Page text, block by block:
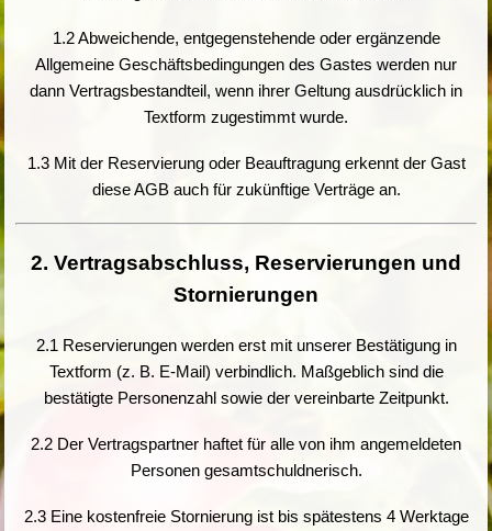
1.2 Abweichende, entgegenstehende oder ergänzende
Allgemeine Geschäftsbedingungen des Gastes werden nur
dann Vertragsbestandteil, wenn ihrer Geltung ausdrücklich in
Textform zugestimmt wurde.
1.3 Mit der Reservierung oder Beauftragung erkennt der Gast
diese AGB auch für zukünftige Verträge an.
2. Vertragsabschluss, Reservierungen und
Stornierungen
2.1 Reservierungen werden erst mit unserer Bestätigung in
Textform (z. B. E-Mail) verbindlich. Maßgeblich sind die
bestätigte Personenzahl sowie der vereinbarte Zeitpunkt.
2.2 Der Vertragspartner haftet für alle von ihm angemeldeten
Personen gesamtschuldnerisch.
2.3 Eine kostenfreie Stornierung ist bis spätestens 4 Werktage